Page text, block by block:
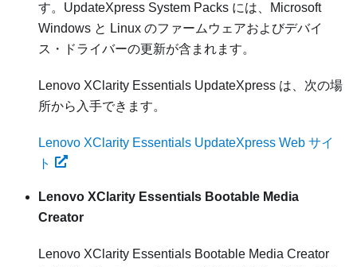
す。UpdateXpress System Packs には、Microsoft
Windows と Linux のファームウェアおよびデバイ
ス・ドライバーの更新が含まれます。
Lenovo XClarity Essentials UpdateXpress は、次の場
所から入手できます。
Lenovo XClarity Essentials UpdateXpress Web サイ
ト
Lenovo XClarity Essentials Bootable Media
Creator
Lenovo XClarity Essentials Bootable Media Creator